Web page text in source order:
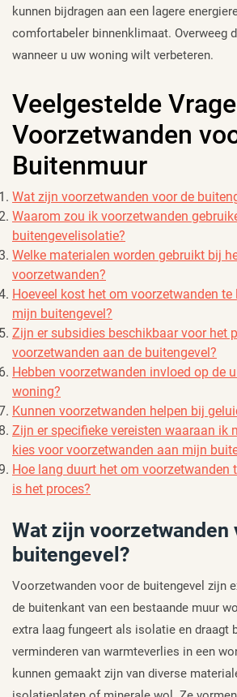
kunnen bijdragen aan een lagere
comfortabeler binnenklimaat. Overweeg
wanneer u uw woning wilt verbeteren.
Veelgestelde
Voorzetwanden
Buitenmuur
Wat zijn voorzetwanden voor de
Waarom zou ik voorzetwanden
buitengevelisolatie?
Welke materialen worden gebruikt bij
voorzetwanden?
Hoeveel kost het om voorzetwanden
mijn buitengevel?
Zijn er subsidies beschikbaar voor het
voorzetwanden aan de buitengevel?
Hebben voorzetwanden invloed op de
woning?
Kunnen voorzetwanden helpen bij
Zijn er specifieke vereisten waaraan ik
kies voor voorzetwanden aan mijn
Hoe lang duurt het om voorzetwanden
is het proces?
Wat zijn voorzetwanden
buitengevel?
Voorzetwanden voor de buitengevel zijn
de buitenkant van een bestaande muur
extra laag fungeert als isolatie en draagt
verminderen van warmteverlies in een
kunnen gemaakt zijn van diverse